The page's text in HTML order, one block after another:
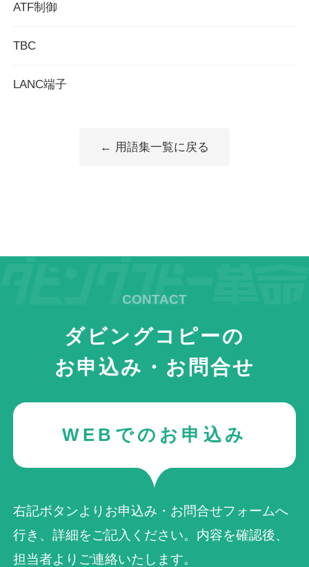
ATF制御
TBC
LANC端子
← 用語集一覧に戻る
ダビングコピーの
お申込み・お問合せ
WEBでのお申込み
右記ボタンよりお申込み・お問合せフォームへ
行き、詳細をご記入ください。内容を確認後、
担当者よりご連絡いたします。